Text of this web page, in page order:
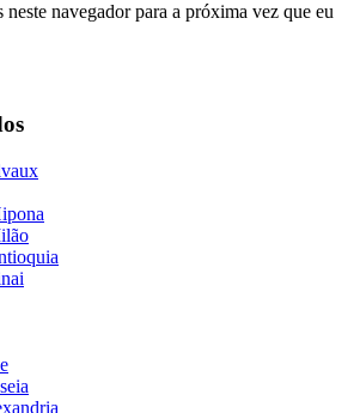
neste navegador para a próxima vez que eu